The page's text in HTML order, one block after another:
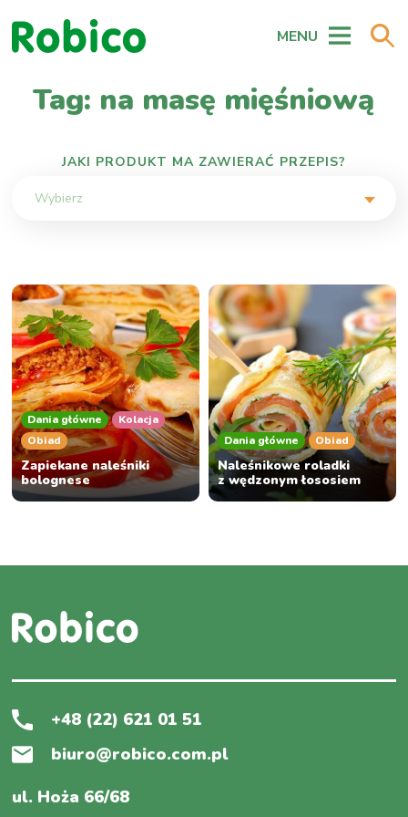
MENU
Tag: na masę mięśniową
JAKI PRODUKT MA ZAWIERAĆ PRZEPIS?
Wybierz
Dania główne
Kolacja
Obiad
Zapiekane naleśniki
bolognese
Dania główne Obiad
Naleśnikowe roladki
z wędzonym łososiem
+48 (22) 621 01 51
biuro@robico.com.pl
ul. Hoża 66/68